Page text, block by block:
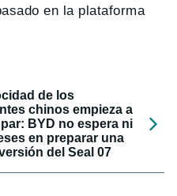
en la plataforma
de los
chinos empieza a
BYD no espera ni
en preparar una
del Seal 07